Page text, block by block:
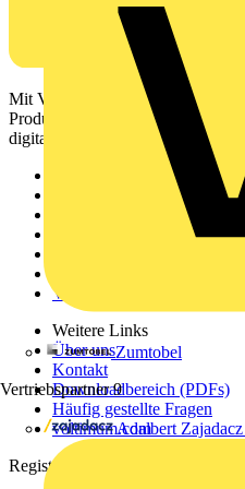
Zumtobel
Vertriebspartner 9
Adalbert
Mit Voltimum erhalten
Produktinformationen,
digitalen Plattform und Community.
Voltimum+
Weitere Links
Über uns
Kontakt
Downloadbereich (PDFs)
Häufig gestellte Fragen
voltimum.com
Registrierung